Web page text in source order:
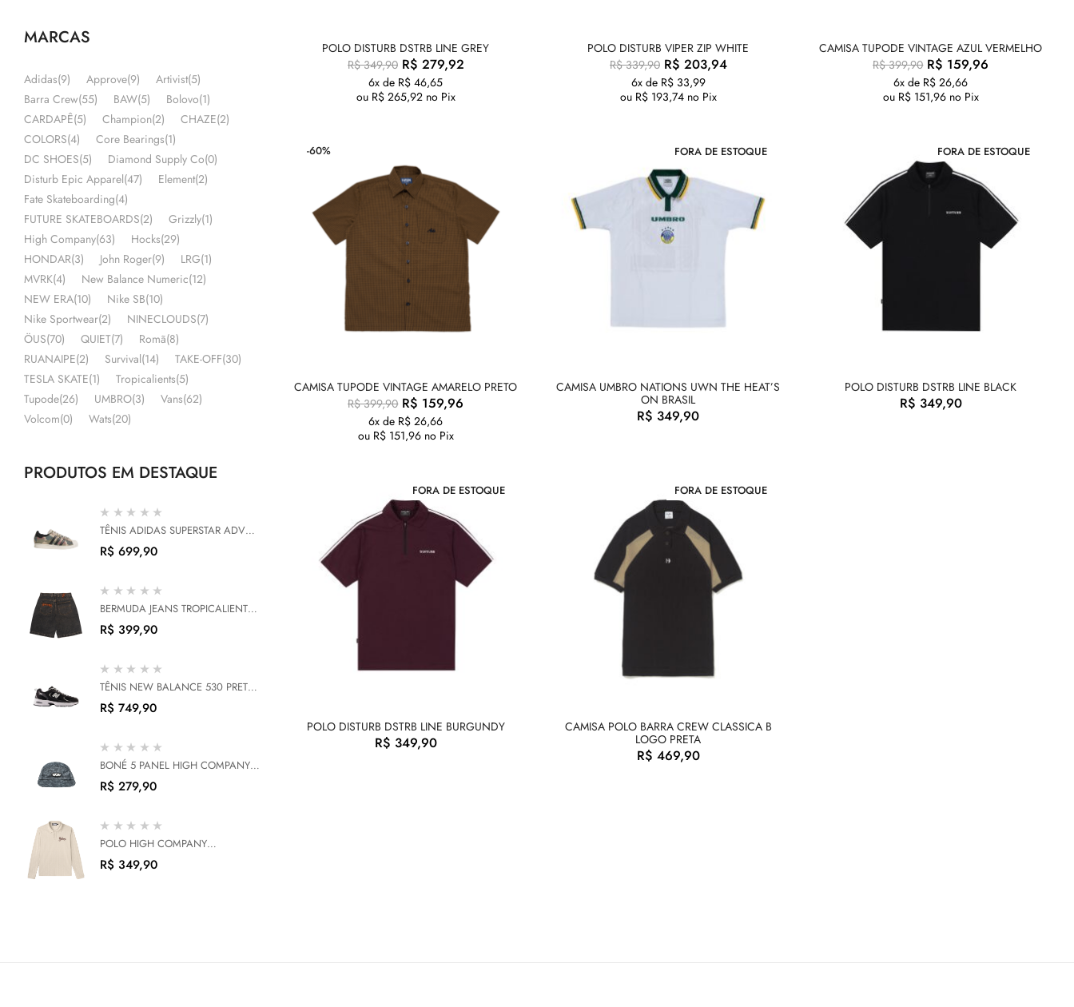
MARCAS
Adidas(9) Approve(9) Artivist(5)
Barra Crew(55) BAW(5) Bolovo(1)
CARDAPÊ(5) Champion(2) CHAZE(2)
COLORS(4) Core Bearings(1)
DC SHOES(5) Diamond Supply Co(0)
Disturb Epic Apparel(47) Element(2)
Fate Skateboarding(4)
FUTURE SKATEBOARDS(2) Grizzly(1)
High Company(63) Hocks(29)
HONDAR(3) John Roger(9) LRG(1)
MVRK(4) New Balance Numeric(12)
NEW ERA(10) Nike SB(10)
Nike Sportwear(2) NINECLOUDS(7)
ÖUS(70) QUIET(7) Romã(8)
RUANAIPE(2) Survival(14) TAKE-OFF(30)
TESLA SKATE(1) Tropicalients(5)
Tupode(26) UMBRO(3) Vans(62)
Volcom(0) Wats(20)
PRODUTOS EM DESTAQUE
TÊNIS ADIDAS SUPERSTAR ADV
KHAKI THREE
R$ 699,90
BERMUDA JEANS TROPICALIENTS
MECHANIC ACIDO
R$ 399,90
TÊNIS NEW BALANCE 530 PRETO
BRANCO
R$ 749,90
BONÉ 5 PANEL HIGH COMPANY
STATIC CAMO
R$ 279,90
POLO HIGH COMPANY
LONGSLEEVE HERITAGE BEIGE
R$ 349,90
POLO DISTURB DSTRB LINE GREY
R$349,90 R$ 279,92
6x de R$ 46,65
ou R$265,92 no Pix
POLO DISTURB VIPER ZIP WHITE
R$339,90 R$ 203,94
6x de R$33,99
ou R$193,74 no Pix
CAMISA TUPODE VINTAGE AZUL VERMELHO
R$399,90 R$ 159,96
6x de R$ 26,66
ou R$151,96 no Pix
-60%
CAMISA TUPODE VINTAGE AMARELO PRETO
R$399,90 R$ 159,96
6x de R$ 26,66
ou R$151,96 no Pix
FORA DE ESTOQUE
CAMISA UMBRO NATIONS UWN THE HEAT’S
ON BRASIL
R$ 349,90
FORA DE ESTOQUE
POLO DISTURB DSTRB LINE BLACK
R$ 349,90
FORA DE ESTOQUE
POLO DISTURB DSTRB LINE BURGUNDY
R$ 349,90
FORA DE ESTOQUE
CAMISA POLO BARRA CREW CLASSICA B
LOGO PRETA
R$ 469,90